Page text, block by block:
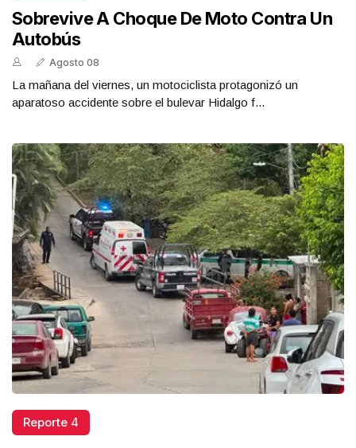
Sobrevive A Choque De Moto Contra Un
Autobús
Agosto 08
La mañana del viernes, un motociclista protagonizó un
aparatoso accidente sobre el bulevar Hidalgo f...
Reporte 4